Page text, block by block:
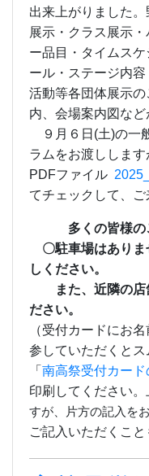
出来上がりました。
展示・クラス展示・
ー品目・タイムスケ
ール・ステージ内容
活動等各団体展示の
内、会場案内図など
９月６日(土)の一
ラムをお渡しします
PDFファイル
てチェックして、ご
多くの皆様の
〇駐車場はあり
しください。
また、近隣の
ださい。
（受付カードにお
参していただくとス
「 南高祭受付カー
印刷してください。
すが、片方の記入を
ご記入いただくこと